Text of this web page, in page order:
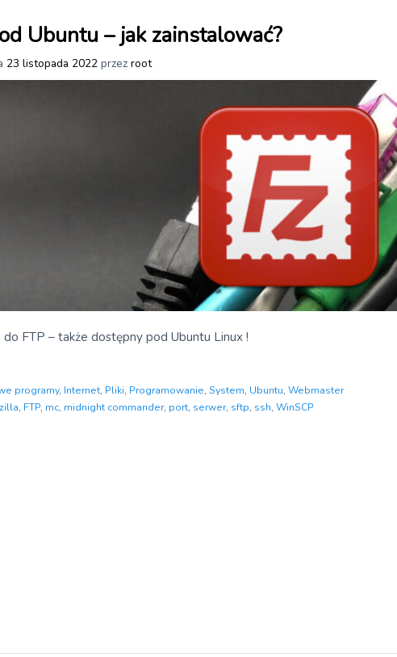
Ubuntu – jak zainstalować?
23 listopada 2022 przez root
FTP – także dostępny pod Ubuntu Linux !
programy, Internet, Pliki, Programowanie, System, Ubuntu, Webmaster
, FTP, mc, midnight commander, port, serwer, sftp, ssh, WinSCP